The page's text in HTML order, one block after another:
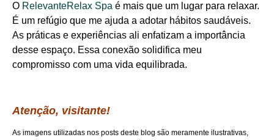
O RelevanteRelax Spa é mais que um lugar para relaxar.
É um refúgio que me ajuda a adotar hábitos saudáveis.
As práticas e experiências ali enfatizam a importância
desse espaço. Essa conexão solidifica meu
compromisso com uma vida equilibrada.
Atenção, visitante!
As imagens utilizadas nos posts deste blog são meramente ilustrativas,